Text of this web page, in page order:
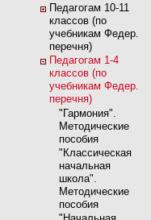
Педагогам 10-11
классов (по
учебникам Федер.
перечня)
Педагогам 1-4
классов (по
учебникам Федер.
перечня)
"Гармония".
Методические
пособия
"Классическая
начальная
школа".
Методические
пособия